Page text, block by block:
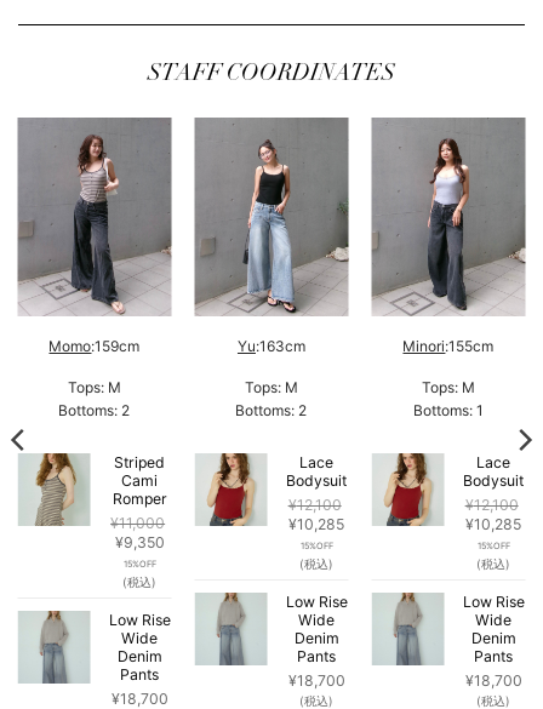
STAFF COORDINATES
Momo:159cm
Tops: M
Bottoms: 2
Striped
Cami
Romper
¥11,000
元
の
価
は
¥11,000
で
し
た。
¥9,350現
格
す。
15%OFF
(税込)
Low Rise
Wide
Denim
Pants
¥18,700
Yu:163cm
Tops: M
Bottoms: 2
Lace
Bodysuit
¥12,100
元
の
価
は
¥12,100
で
し
た。
¥10,285現
格
¥10,285
す。
15%OFF
(税込)
Low Rise
Wide
Denim
Pants
¥18,700
(税込)
Minori:155cm
Tops: M
Bottoms: 1
Lace
Bodysuit
¥12,100
元
の
価
は
¥12,100
で
し
た。
¥10,285現
格
す
15%OFF
(税込)
Low Rise
Wide
Denim
Pants
¥18,700
(税込)